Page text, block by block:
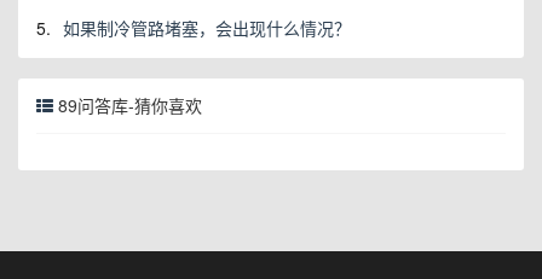
5. 如果制冷管路堵塞，会出现什么情况？
89问答库-猜你喜欢